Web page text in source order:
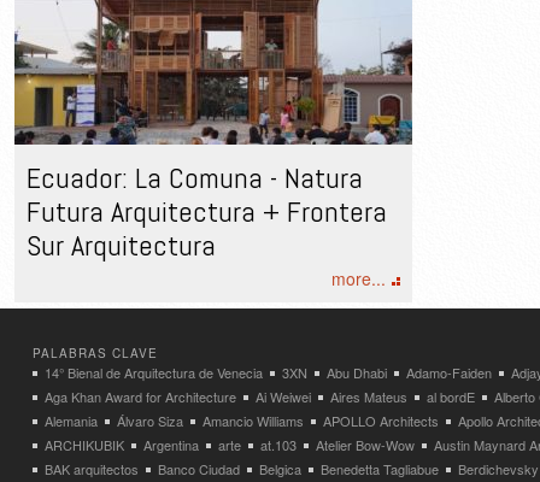
Ecuador: La Comuna - Natura
Futura Arquitectura + Frontera
Sur Arquitectura
more...
PALABRAS CLAVE
14° Bienal de Arquitectura de Venecia 3XN Abu Dhabi Adamo-Faiden
Aga Khan Award for Architecture
Ai Weiwei Aires Mateus al bordE
Alberto
Alemania
Álvaro Siza Amancio Williams APOLLO Architects
Apollo
ARCHIKUBIK
Argentina arte at.103 Atelier Bow-Wow
Austin Maynard
BAK arquitectos
Banco Ciudad Belgica Benedetta Tagliabue